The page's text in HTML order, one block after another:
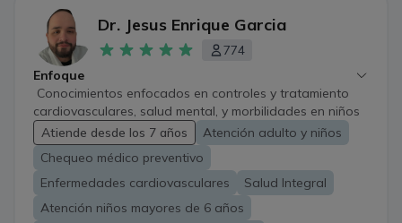
Dr. Jesus Enrique Garcia
774
Enfoque
Conocimientos enfocados en controles y tratamiento
cardiovasculares, salud mental, y morbilidades en niños
y adultos.
Atiende desde los 7 años
Atención adulto y niños
Chequeo médico preventivo
Enfermedades cardiovasculares
Salud Integral
Atención niños mayores de 6 años